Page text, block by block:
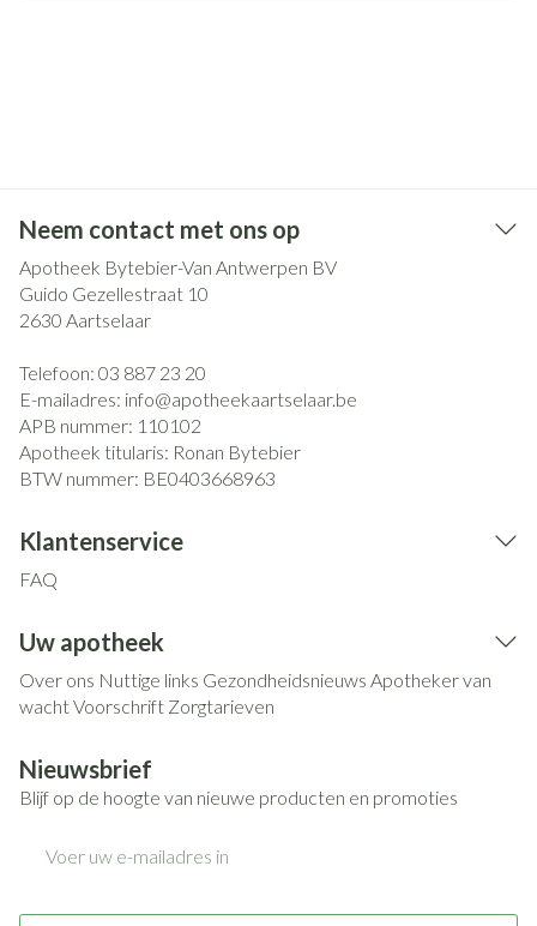
Neem contact met ons op
Apotheek Bytebier-Van Antwerpen BV
Guido Gezellestraat 10
2630 Aartselaar
Telefoon: 03 887 23 20
E-mailadres: info@apotheekaartselaar.be
APB nummer: 110102
Apotheek titularis: Ronan Bytebier
BTW nummer: BE0403668963
Klantenservice
FAQ
Uw apotheek
Over ons Nuttige links Gezondheidsnieuws Apotheker van
wachtVoorschrift Zorgtarieven
Nieuwsbrief
Blijf op de hoogte van nieuwe producten en promoties